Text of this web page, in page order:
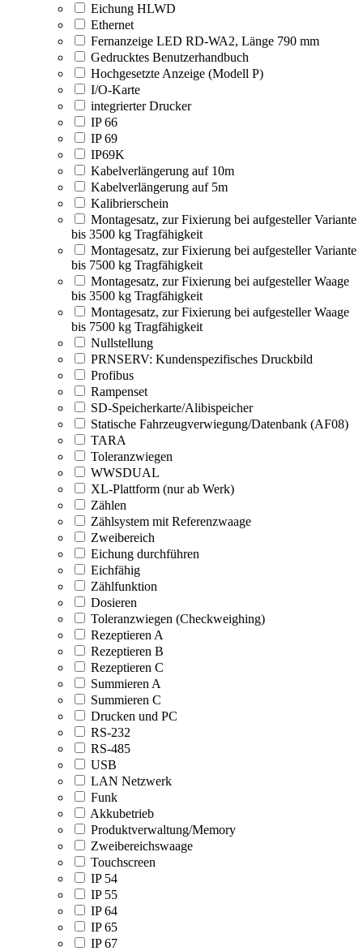
Eichung HLWD
Ethernet
Fernanzeige LED RD-WA2, Länge 790 mm
Gedrucktes Benutzerhandbuch
Hochgesetzte Anzeige (Modell P)
I/O-Karte
integrierter Drucker
IP 66
IP 69
IP69K
Kabelverlängerung auf 10m
Kabelverlängerung auf 5m
Kalibrierschein
Montagesatz, zur Fixierung bei aufgesteller Variante
bis 3500 kg Tragfähigkeit
Montagesatz, zur Fixierung bei aufgesteller Variante
bis 7500 kg Tragfähigkeit
Montagesatz, zur Fixierung bei aufgesteller Waage
bis 3500 kg Tragfähigkeit
Montagesatz, zur Fixierung bei aufgesteller Waage
bis 7500 kg Tragfähigkeit
Nullstellung
PRNSERV: Kundenspezifisches Druckbild
Profibus
Rampenset
SD-Speicherkarte/Alibispeicher
Statische Fahrzeugverwiegung/Datenbank (AF08)
TARA
Toleranzwiegen
WWSDUAL
XL-Plattform (nur ab Werk)
Zählen
Zählsystem mit Referenzwaage
Zweibereich
Eichung durchführen
Eichfähig
Zählfunktion
Dosieren
Toleranzwiegen (Checkweighing)
Rezeptieren A
Rezeptieren B
Rezeptieren C
Summieren A
Summieren C
Drucken und PC
RS-232
RS-485
USB
LAN Netzwerk
Funk
Akkubetrieb
Produktverwaltung/Memory
Zweibereichswaage
Touchscreen
IP 54
IP 55
IP 64
IP 65
IP 67